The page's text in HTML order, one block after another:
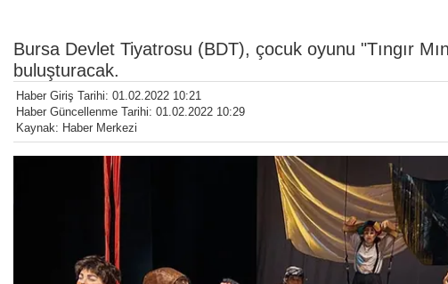
Bursa Devlet Tiyatrosu (BDT), çocuk oyunu "Tıngır
buluşturacak.
Haber Giriş Tarihi: 01.02.2022 10:21
Haber Güncellenme Tarihi: 01.02.2022 10:29
Kaynak: Haber Merkezi